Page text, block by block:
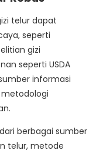
telur dapat
seperti
gizi
seperti USDA
informasi
berbagai sumber
telur, metode